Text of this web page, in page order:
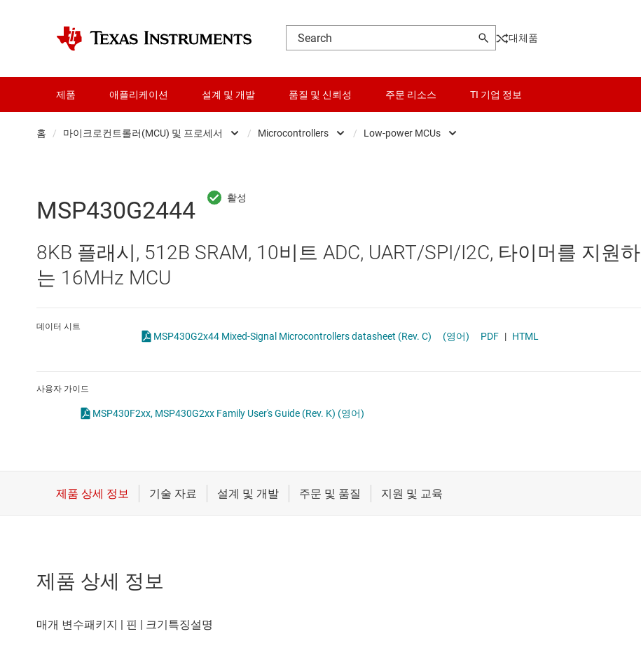
대체품
제품 애플리케이션 설계 및 개발 품질 및 신뢰성 주문 리소스 TI 기업 정보
홈 / 마이크로컨트롤러(MCU) 및 프로세서
데이터 컨버터
로직 및 전압 변환
배터리 관리 IC
인터페이스
패시브 및 개별
/ Microcontrollers / Low-power MCUs
실시간 디지털 전원 MCU
MSP430G2444
8KB 플래시, 512B SRAM, 10비트 ADC, UART/SPI/I2C, 타이머를 지원하
는 16MHz MCU
데이터 시트
MSP430G2x44 Mixed-Signal Microcontrollers datasheet (Rev. C) (영어) PDF | HTML
사용자 가이드
MSP430F2xx, MSP430G2xx Family User's Guide (Rev. K) (영어)
제품 상세 정보